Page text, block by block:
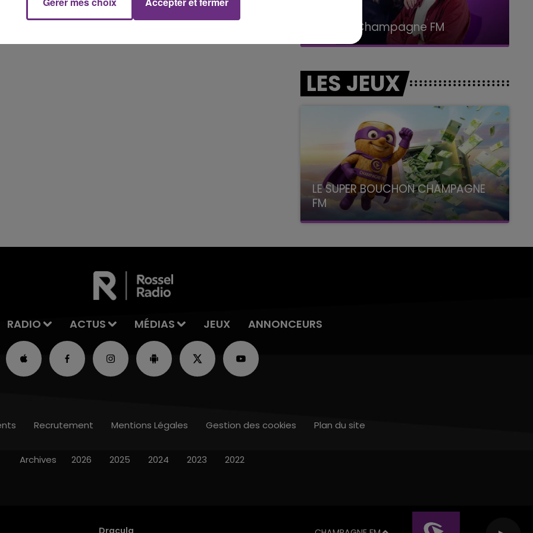
Le Club Champagne FM
LES JEUX
LE SUPER BOUCHON CHAMPAGNE
FM
avec La Famille Champagne FM, à 8H10
RADIO ACTUS MÉDIAS JEUX ANNONCEURS
Dracula
Recrutement Mentions Légales Gestion des cookies Plan du site
Archives 2026 2025 2024 2023 2022